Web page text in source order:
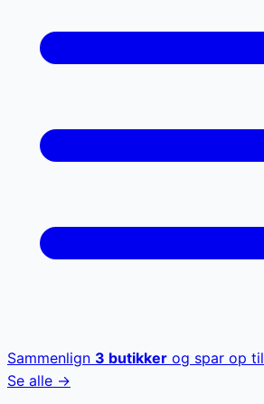
Sammenlign 3 butikker og spar op til
Se alle →